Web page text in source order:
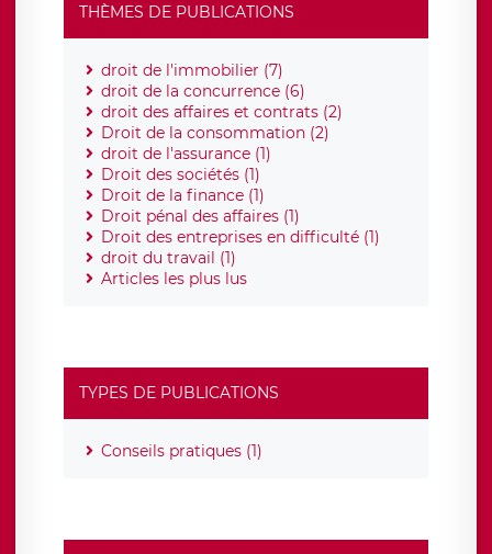
THÈMES DE PUBLICATIONS
droit de l'immobilier (7)
droit de la concurrence (6)
droit des affaires et contrats (2)
Droit de la consommation (2)
droit de l'assurance (1)
Droit des sociétés (1)
Droit de la finance (1)
Droit pénal des affaires (1)
Droit des entreprises en difficulté (1)
droit du travail (1)
Articles les plus lus
TYPES DE PUBLICATIONS
Conseils pratiques (1)